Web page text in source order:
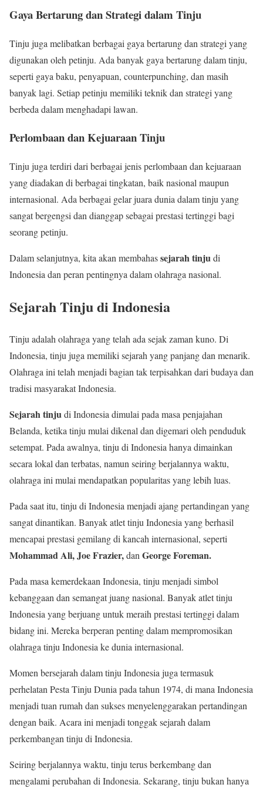
Gaya Bertarung dan Strategi dalam Tinju
Tinju juga melibatkan berbagai gaya bertarung dan strategi yang
digunakan oleh petinju. Ada banyak gaya bertarung dalam tinju,
seperti gaya baku, penyapuan, counterpunching, dan masih
banyak lagi. Setiap petinju memiliki teknik dan strategi yang
berbeda dalam menghadapi lawan.
Perlombaan dan Kejuaraan Tinju
Tinju juga terdiri dari berbagai jenis perlombaan dan kejuaraan
yang diadakan di berbagai tingkatan, baik nasional maupun
internasional. Ada berbagai gelar juara dunia dalam tinju yang
sangat bergengsi dan dianggap sebagai prestasi tertinggi bagi
seorang petinju.
Dalam selanjutnya, kita akan membahassejarah tinjudi
Indonesia dan peran pentingnya dalam olahraga nasional.
Sejarah Tinju di Indonesia
Tinju adalah olahraga yang telah ada sejak zaman kuno. Di
Indonesia, tinju juga memiliki sejarah yang panjang dan menarik.
Olahraga ini telah menjadi bagian tak terpisahkan dari budaya dan
tradisi masyarakat Indonesia.
Sejarah tinjudi Indonesia dimulai pada masa penjajahan
Belanda, ketika tinju mulai dikenal dan digemari oleh penduduk
setempat. Pada awalnya, tinju di Indonesia hanya dimainkan
secara lokal dan terbatas, namun seiring berjalannya waktu,
olahraga ini mulai mendapatkan popularitas yang lebih luas.
Pada saat itu, tinju di Indonesia menjadi ajang pertandingan yang
sangat dinantikan. Banyak atlet tinju Indonesia yang berhasil
mencapai prestasi gemilang di kancah internasional, seperti
Mohammad Ali, Joe Frazier,dan George Foreman.
Pada masa kemerdekaan Indonesia, tinju menjadi simbol
kebanggaan dan semangat juang nasional. Banyak atlet tinju
Indonesia yang berjuang untuk meraih prestasi tertinggi dalam
bidang ini. Mereka berperan penting dalam mempromosikan
olahraga tinju Indonesia ke dunia internasional.
Momen bersejarah dalam tinju Indonesia juga termasuk
perhelatan Pesta Tinju Dunia pada tahun 1974, di mana Indonesia
menjadi tuan rumah dan sukses menyelenggarakan pertandingan
dengan baik. Acara ini menjadi tonggak sejarah dalam
perkembangan tinju di Indonesia.
Seiring berjalannya waktu, tinju terus berkembang dan
mengalami perubahan di Indonesia. Sekarang, tinju bukan hanya